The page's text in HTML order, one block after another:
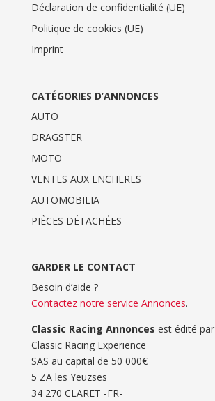
Déclaration de confidentialité (UE)
Politique de cookies (UE)
Imprint
CATÉGORIES D’ANNONCES
AUTO
DRAGSTER
MOTO
VENTES AUX ENCHERES
AUTOMOBILIA
PIÈCES DÉTACHÉES
GARDER LE CONTACT
Besoin d’aide ?
Contactez notre service Annonces.
Classic Racing Annonces est édité par
Classic Racing Experience
SAS au capital de 50 000€
5 ZA les Yeuzses
34 270 CLARET -FR-